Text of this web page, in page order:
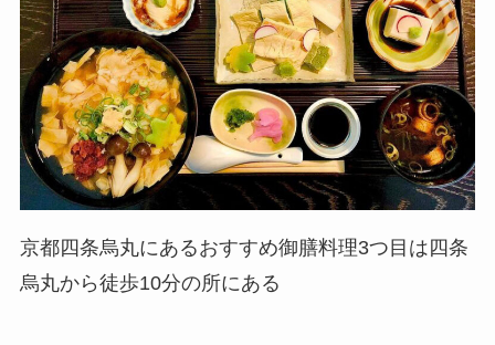
京都四条烏丸にあるおすすめ御膳料理3つ目は四条
烏丸から徒歩10分の所にある